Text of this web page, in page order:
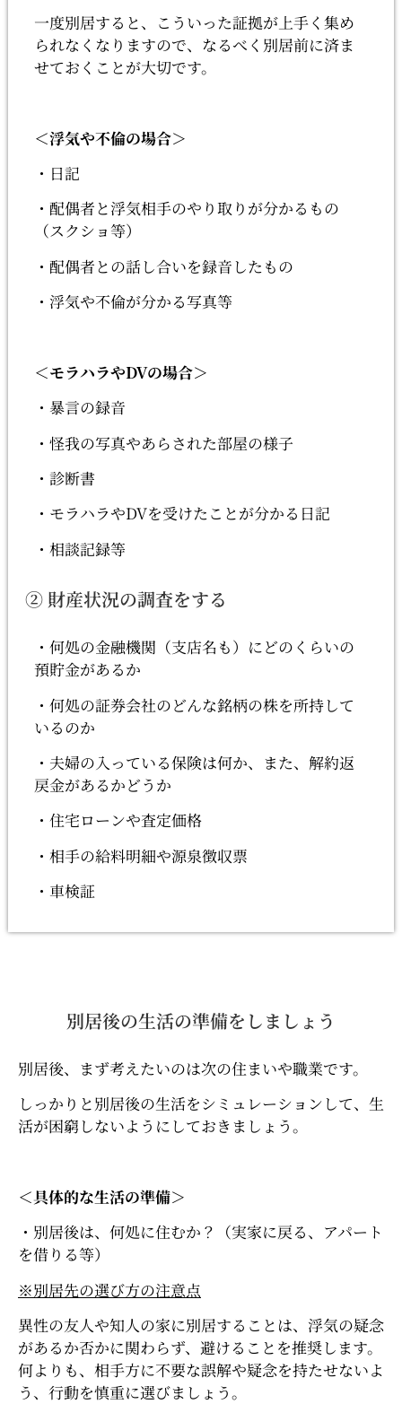
一度別居すると、こういった証拠が上手く集め
られなくなりますので、なるべく別居前に済ま
せておくことが大切です。
＜浮気や不倫の場合＞
・日記
・配偶者と浮気相手のやり取りが分かるもの
（スクショ等）
・配偶者との話し合いを録音したもの
・浮気や不倫が分かる写真等
＜モラハラやDVの場合＞
・暴言の録音
・怪我の写真やあらされた部屋の様子
・診断書
・モラハラやDVを受けたことが分かる日記
・相談記録等
② 財産状況の調査をする
・何処の金融機関（支店名も）にどのくらいの
預貯金があるか
・何処の証券会社のどんな銘柄の株を所持して
いるのか
・夫婦の入っている保険は何か、また、解約返
戻金があるかどうか
・住宅ローンや査定価格
・相手の給料明細や源泉徴収票
・車検証
別居後の生活の準備をしましょう
別居後、まず考えたいのは次の住まいや職業です。
しっかりと別居後の生活をシミュレーションして、生
活が困窮しないようにしておきましょう。
＜具体的な生活の準備＞
・別居後は、何処に住むか？（実家に戻る、アパート
を借りる等）
※別居先の選び方の注意点
異性の友人や知人の家に別居することは、浮気の疑念
があるか否かに関わらず、避けることを推奨します。
何よりも、相手方に不要な誤解や疑念を持たせないよ
う、行動を慎重に選びましょう。